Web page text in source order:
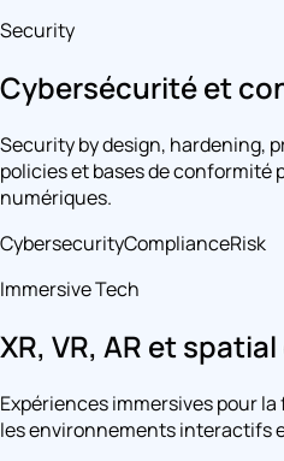
Security
Cybersécurité et
Security by design, hardening,
policies et bases de conformité
numériques.
CybersecurityComplianceRisk
Immersive Tech
XR, VR, AR et
Expériences immersives pour
les environnements interactifs